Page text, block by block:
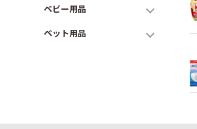
ベビー用品
ペット用品